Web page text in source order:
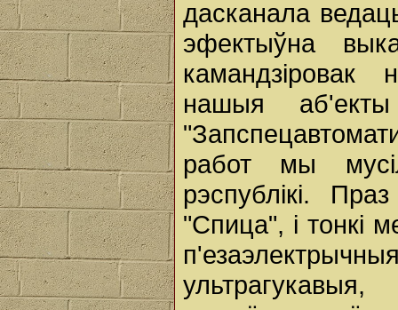
дасканала
эфектыўна
камандзіровак
нашыя аб'екты
работ мы
рэспублікі.
"Спица", і тонкі